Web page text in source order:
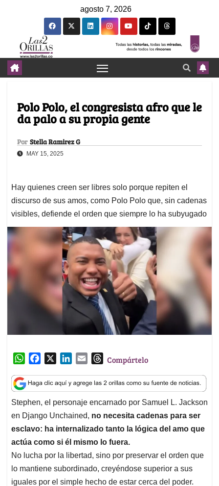
agosto 7, 2026
Polo Polo, el congresista afro que le
da palo a su propia gente
Por Stella Ramirez G
MAY 15, 2025
Hay quienes creen ser libres solo porque repiten el
discurso de sus amos, como Polo Polo que, sin cadenas
visibles, defiende el orden que siempre lo ha subyugado
W
a
t
s
A
p
p
c
e
b
o
o
k
n
k
e
d
I
n
a
i
l
T
r
e
a
d
s
Compártelo
Stephen, el personaje encarnado por Samuel L. Jackson
en Django Unchained, no necesita cadenas para ser
esclavo: ha internalizado tanto la lógica del amo que
actúa como si él mismo lo fuera.
No lucha por la libertad, sino por preservar el orden que
lo mantiene subordinado, creyéndose superior a sus
iguales por el simple hecho de estar cerca del poder.